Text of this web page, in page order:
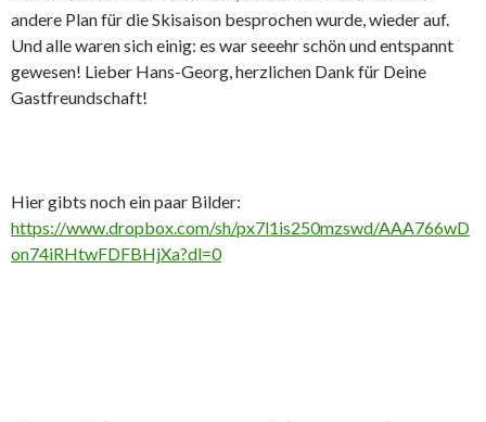
andere Plan für die Skisaison besprochen wurde, wieder auf.
Und alle waren sich einig: es war seeehr schön und entspannt
gewesen! Lieber Hans-Georg, herzlichen Dank für Deine
Gastfreundschaft!
Hier gibts noch ein paar Bilder:
https://www.dropbox.com/sh/px7l1is250mzswd/AAA766wD
on74iRHtwFDFBHjXa?dl=0